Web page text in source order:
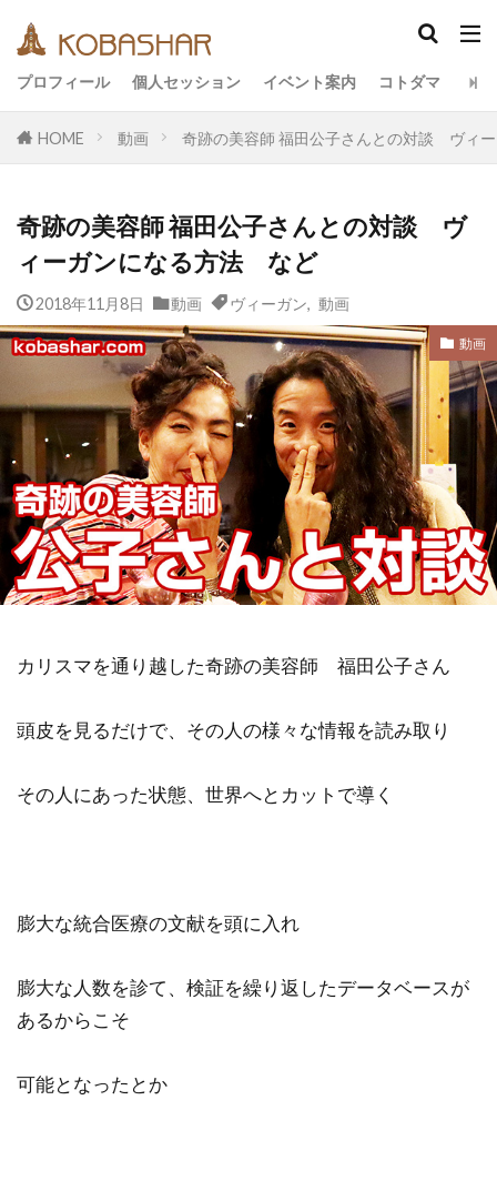
プロフィール 個人セッション イベント案内 コトダマ
HOME 動画 奇跡の美容師 福田公子さんとの対談 ヴィ
奇跡の美容師 福田公子さんとの対談 ヴ
ィーガンになる方法 など
2018年11月8日 動画 ヴィーガン 動画
動画
カリスマを通り越した奇跡の美容師 福田公子さん
頭皮を見るだけで、その人の様々な情報を読み取り
その人にあった状態、世界へとカットで導く
膨大な統合医療の文献を頭に入れ
膨大な人数を診て、検証を繰り返したデータベースが
あるからこそ
可能となったとか
カテゴリー
イベント
イヤシロチ エコ
オフグリッド
デトックス
バシャール・宇宙の法則
リトリート
ワンネス ヴィーガン
合宿
名古屋 地底人 子供
宇宙人
引き寄せの法則
愛 断食 旅
沖縄
祓い
覚醒の学校 農業 金沢市 鎮魂
検索